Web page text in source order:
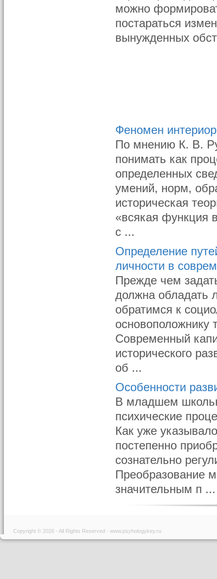
можно
постараться
вынужденных
Феномен
По мнению К. В.
понимать как
определенных
умений, норм,
историческая
«всякая функция
с ...
Определение
личности в
Прежде чем
должна обладать
обратимся к
основоположнику
Современный
исторического
об ...
Особенности
В младшем
психические
Как уже
постепенно
сознательно
Преобразование
значительным п ...
Copyright © 2026 - All Rights Reserved - www.psyhologykey.ru